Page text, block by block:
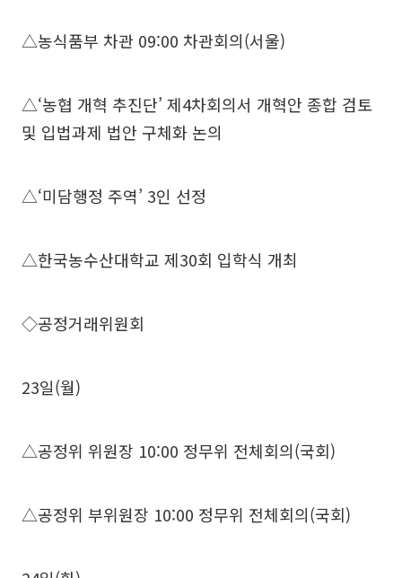
△농식품부 차관 09:00 차관회의(서울)
△‘농협 개혁 추진단’ 제4차회의서 개혁안 종합 검토
및 입법과제 법안 구체화 논의
△‘미담행정 주역’ 3인 선정
△한국농수산대학교 제30회 입학식 개최
◇공정거래위원회
23일(월)
△공정위 위원장 10:00 정무위 전체회의(국회)
△공정위 부위원장 10:00 정무위 전체회의(국회)